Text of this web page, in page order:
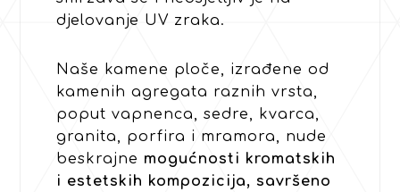
djelovanje UV zraka.
Naše kamene ploče, izrađene od
kamenih agregata raznih vrsta,
poput vapnenca, sedre, kvarca,
granita, porfira i mramora, nude
beskrajne mogućnosti kromatskih
i estetskih kompozicija, savršeno